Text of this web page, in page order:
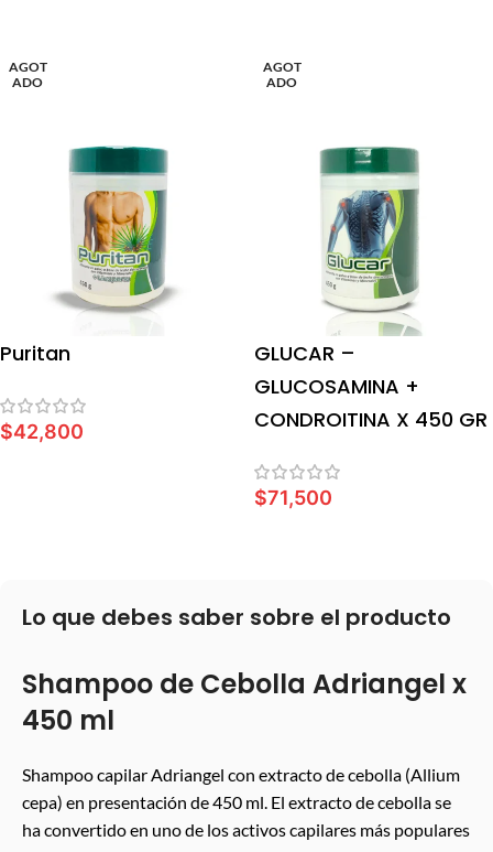
AGOT
ADO
Puritan
$42,800
AGOT
ADO
GLUCAR –
GLUCOSAMINA +
CONDROITINA X 450 GR
$71,500
Lo que debes saber sobre el producto
Shampoo de Cebolla Adriangel x
450 ml
Shampoo capilar Adriangel con extracto de cebolla (Allium
cepa) en presentación de 450 ml. El extracto de cebolla se
ha convertido en uno de los activos capilares más populares